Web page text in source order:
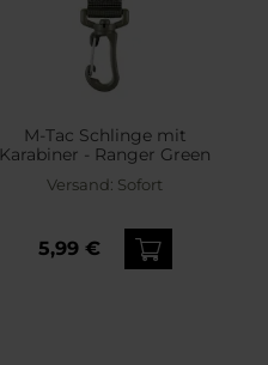
M-Tac Schlinge mit
Karabiner - Ranger Green
Versand: Sofort
5,99 €